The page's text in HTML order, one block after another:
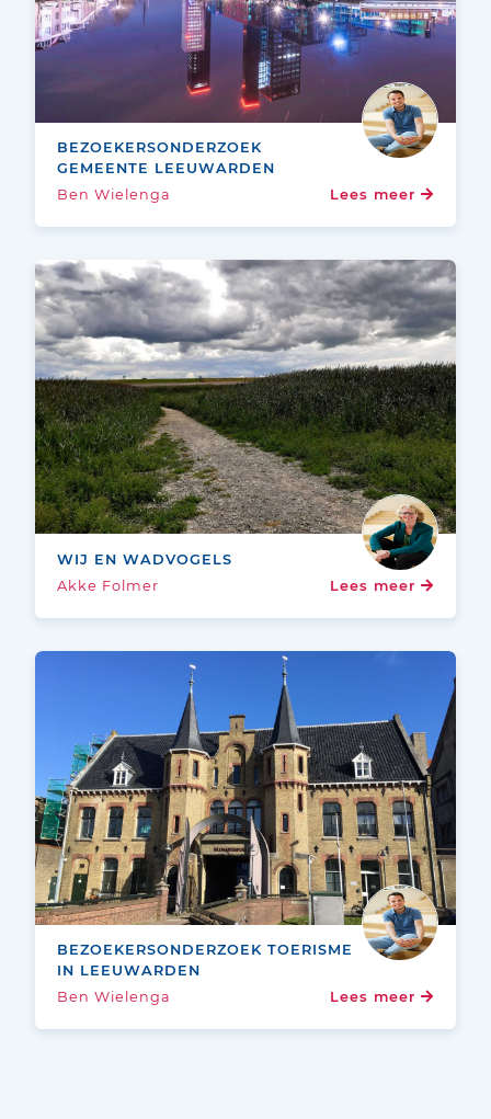
BEZOEKERSONDERZOEK
GEMEENTE LEEUWARDEN
Ben Wielenga
Lees meer
WIJ EN WADVOGELS
Akke Folmer
Lees meer
BEZOEKERSONDERZOEK TOERISME
IN LEEUWARDEN
Ben Wielenga
Lees meer